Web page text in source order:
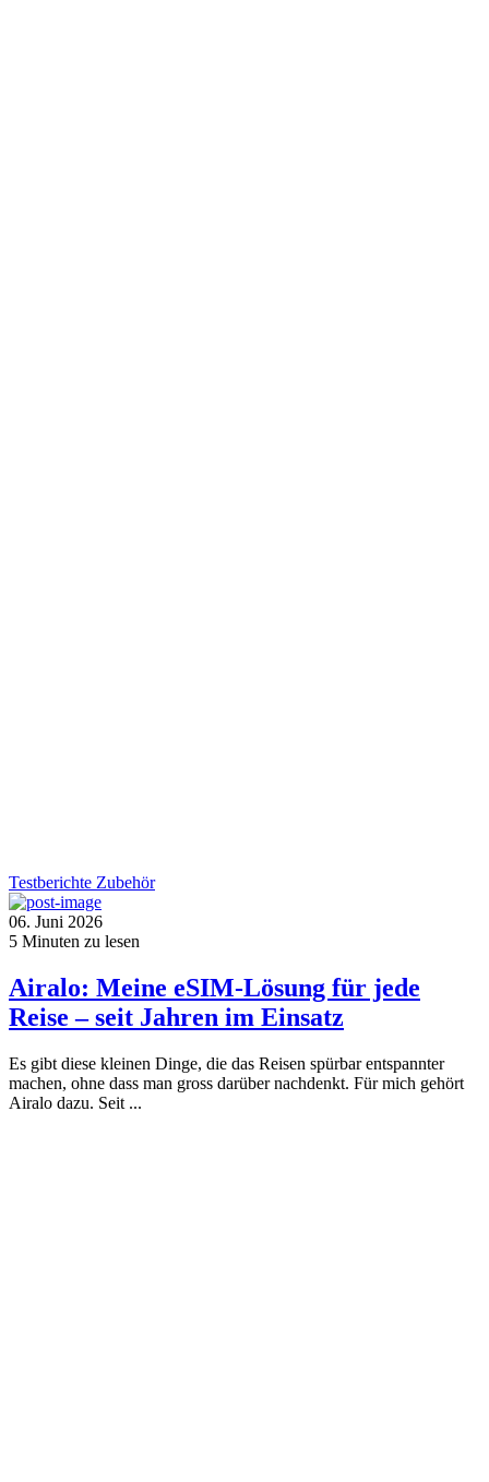
Testberichte Zubehör
06. Juni 2026
5 Minuten zu lesen
Airalo: Meine eSIM-Lösung für jede
Reise – seit Jahren im Einsatz
Es gibt diese kleinen Dinge, die das Reisen spürbar entspannter
machen, ohne dass man gross darüber nachdenkt. Für mich gehört
Airalo dazu. Seit ...